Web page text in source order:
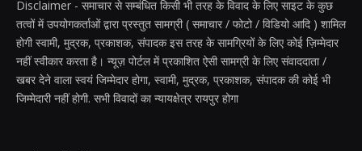
Disclaimer - समाचार से सम्बंधित किसी भी तरह के विवाद के लिए साइट के कुछ
तत्वों में उपयोगकर्ताओं द्वारा प्रस्तुत सामग्री ( समाचार / फोटो / विडियो आदि ) शामिल
होगी स्वामी, मुद्रक, प्रकाशक, संपादक इस तरह के सामग्रियों के लिए कोई ज़िम्मेदार
नहीं स्वीकार करता है। न्यूज़ पोर्टल में प्रकाशित ऐसी सामग्री के लिए संवाददाता /
खबर देने वाला स्वयं जिम्मेदार होगा, स्वामी, मुद्रक, प्रकाशक, संपादक की कोई भी
जिम्मेदारी नहीं होगी. सभी विवादों का न्यायक्षेत्र रायपुर होगा